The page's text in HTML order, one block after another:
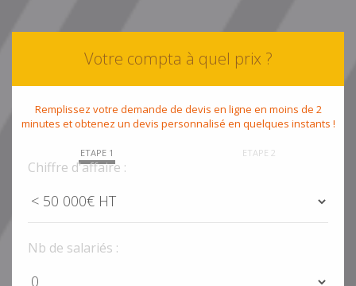
Votre compta à quel prix ?
Remplissez votre demande de devis en ligne en moins de 2
minutes et obtenez un devis personnalisé en quelques instants !
ETAPE 1 ETAPE 2
Chiffre d'affaire :
Nb de salariés :